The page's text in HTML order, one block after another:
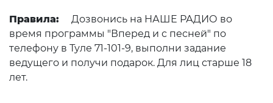
Правила:
Дозвонись на НАШЕ РАДИО во
время программы "Вперед и с песней" по
телефону в Туле 71-101-9, выполни задание
ведущего и получи подарок. Для лиц старше 18
лет.